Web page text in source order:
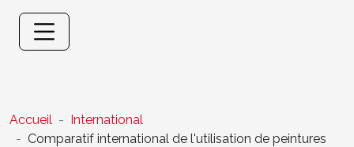
Accueil
International
Comparatif international de l'utilisation de peintures